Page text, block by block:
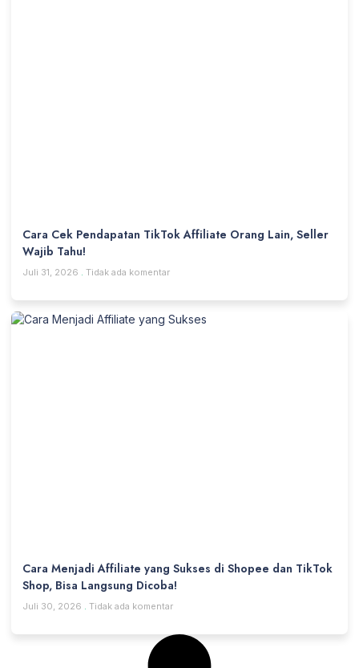
Cara Cek Pendapatan TikTok Affiliate Orang Lain, Seller
Wajib Tahu!
Juli 31, 2026 Tidak ada komentar
Cara Menjadi Affiliate yang Sukses di Shopee dan TikTok
Shop, Bisa Langsung Dicoba!
Juli 30, 2026 Tidak ada komentar